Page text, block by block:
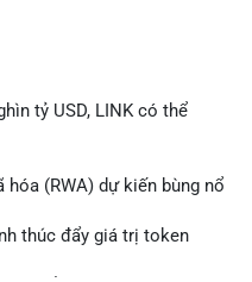
chiếm tới 81,7% tổng 35,7
phe bán đang yếu thế.
dự báo thị trường RWA
theo giá trị token LINK có
stablecoin BVNK trị giá 1,8
thanh toán số.
xây dựng khung pháp lý
tỷ USD, LINK có thể
(RWA) dự kiến bùng nổ
thúc đẩy giá trị token